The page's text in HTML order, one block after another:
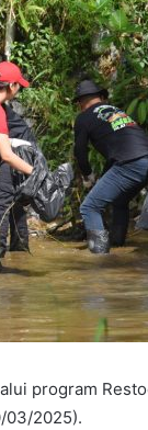
program
03/2025).